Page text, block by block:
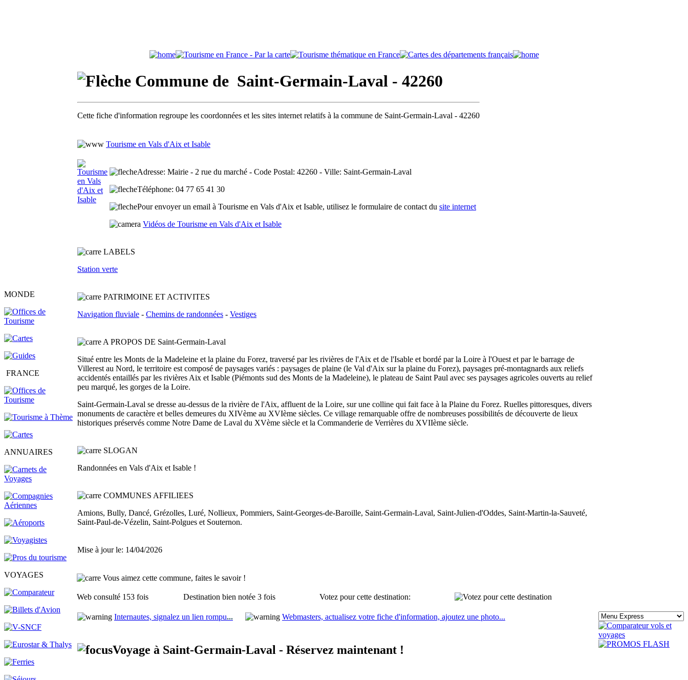
MONDE
FRANCE
ANNUAIRES
VOYAGES
Commune de Saint-Germain-Laval - 42260
Cette fiche d'information regroupe les coordonnées et les sites internet relatifs à la commune de Saint-Germain-Laval - 42260
Tourisme en Vals d'Aix et Isable
Adresse: Mairie - 2 rue du marché - Code Postal: 42260 - Ville: Saint-Germain-Laval
Téléphone: 04 77 65 41 30
Pour envoyer un email à Tourisme en Vals d'Aix et Isable, utilisez le formulaire de contact du site internet
Vidéos de Tourisme en Vals d'Aix et Isable
LABELS
Station verte
PATRIMOINE ET ACTIVITES
Navigation fluviale - Chemins de randonnées - Vestiges
A PROPOS DE Saint-Germain-Laval
Situé entre les Monts de la Madeleine et la plaine du Forez, traversé par les rivières de l'Aix et de l'Isable et bordé par la Loire à l'Ouest et par le barrage de
Villerest au Nord, le territoire est composé de paysages variés : paysages de plaine (le Val d'Aix sur la plaine du Forez), paysages pré-montagnards aux reliefs
accidentés entaillés par les rivières Aix et Isable (Piémonts sud des Monts de la Madeleine), le plateau de Saint Paul avec ses paysages agricoles ouverts au relief
peu marqué, les gorges de la Loire.
Saint-Germain-Laval se dresse au-dessus de la rivière de l'Aix, affluent de la Loire, sur une colline qui fait face à la Plaine du Forez. Ruelles pittoresques, divers
monuments de caractère et belles demeures du XIVème au XVIème siècles. Ce village remarquable offre de nombreuses possibilités de découverte de lieux
historiques préservés comme Notre Dame de Laval du XVème siècle et la Commanderie de Verrières du XVIIème siècle.
SLOGAN
Randonnées en Vals d'Aix et Isable !
COMMUNES AFFILIEES
Amions, Bully, Dancé, Grézolles, Luré, Nollieux, Pommiers, Saint-Georges-de-Baroille, Saint-Germain-Laval, Saint-Julien-d'Oddes, Saint-Martin-la-Sauveté,
Saint-Paul-de-Vézelin, Saint-Polgues et Souternon.
Mise à jour le: 14/04/2026
Vous aimez cette commune, faites le savoir !
Web consulté 153 fois Destination bien notée 3 fois Votez pour cette destination:
Internautes, signalez un lien rompu... Webmasters, actualisez votre fiche d'information, ajoutez une photo...
Voyage à Saint-Germain-Laval - Réservez maintenant !